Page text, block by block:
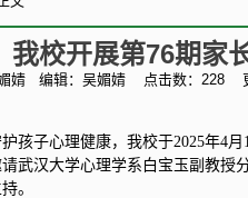
我校开展第76期家
婧 编辑：吴媚婧 点击数： 228
孩子心理健康，我校于2025年4
武汉大学心理学系白宝玉副教授
。